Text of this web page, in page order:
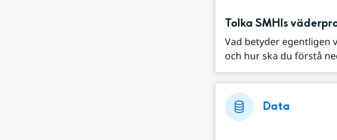
Tolka SMHIs
Vad betyder egentligen
och hur ska du förstå
Data